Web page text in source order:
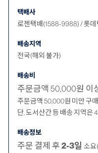
택배사
로젠택배(1588-9988) / 롯데
배송지역
전국(해외 불가)
배송비
주문금액 50,000원 이
주문금액 50,000원 미만 구
단, 도서산간 등 배송 지역은
배송정보
주문 결제 후2-3일 소요